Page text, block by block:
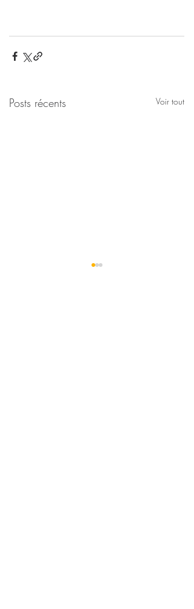
Posts récents Voir tout